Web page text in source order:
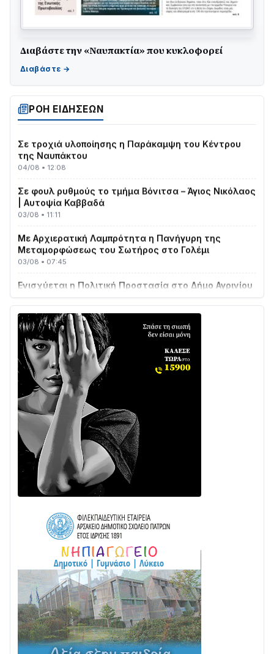
Διαβάστε την «Ναυπακτία» που κυκλοφορεί
ΡΟΗ ΕΙΔΗΣΕΩΝ
ΤΟ ΠΑΡΤΥ ΣΥΝΕΧΙΖΕΤΑΙ…
05/08 • 08:41
Στο σκοτάδι μεγάλο μέρος στο Λυγιά Ναυπάκτου
04/08 • 19:47
της Ναυπάκτου
04/08 • 12:08
| Αυτοψία Καββαδά
03/08 • 11:11
Μεταμορφώσεως του Σωτήρος στο Γολέμι
03/08 • 07:45
με δύο νέα υδροφόρα οχήματα
Διαβάστε την «Ναυπακτία» που κυκλοφορεί
31/07 • 08:16
Δωρίδα για Όλους: «Καμία εκχώρηση των νερών
στην ΕΥΔΑΠ»
28/07 • 21:46
Διαβάστε την «Ναυπακτία» που κυκλοφορεί
24/07 • 11:31
ΕΚΤΑΚΤΟ – ΝΑΥΠΑΚΤΙΑ: ΣΥΝΑΓΕΡΜΟΣ ΣΤΗΝ
ΠΥΡΟΣΒΕΣΤΙΚΗ ΓΙΑ ΦΩΤΙΑ ΣΤΟΝ ΑΓΙΟ ΗΛΙΑ ΠΡΙΝ ΤΗ
ΓΡΑΝΙΤΣΑ
24/07 • 11:03
ΤΟ ΠΑΡΤΥ ΣΥΝΕΧΙΖΕΤΑΙ…
Στο σκοτάδι μεγάλο μέρος στο Λυγιά Ναυπάκτου
Σε τροχιά υλοποίησης η Παράκαμψη του Κέντρου
της Ναυπάκτου
04/08 • 12:08
Σε φουλ ρυθμούς το τμήμα Βόνιτσα – Άγιος Νικόλαος
| Αυτοψία Καββαδά
03/08 • 11:11